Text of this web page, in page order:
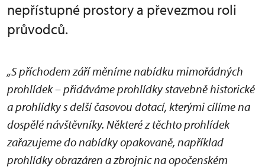
nepřístupné prostory a převezmou roli
průvodců.
„S příchodem září měníme nabídku mimořádných
prohlídek – přidáváme prohlídky stavebně historické
a prohlídky s delší časovou dotací, kterými cílíme na
dospělé návštěvníky. Některé z těchto prohlídek
zařazujeme do nabídky opakovaně, například
prohlídky obrazáren a zbrojnic na opočenském